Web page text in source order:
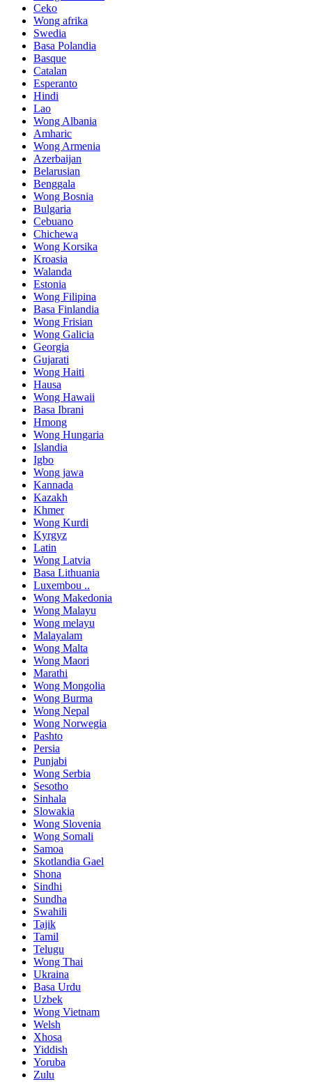
Ceko
Wong afrika
Swedia
Basa Polandia
Basque
Catalan
Esperanto
Hindi
Lao
Wong Albania
Amharic
Wong Armenia
Azerbaijan
Belarusian
Benggala
Wong Bosnia
Bulgaria
Cebuano
Chichewa
Wong Korsika
Kroasia
Walanda
Estonia
Wong Filipina
Basa Finlandia
Wong Frisian
Wong Galicia
Georgia
Gujarati
Wong Haiti
Hausa
Wong Hawaii
Basa Ibrani
Hmong
Wong Hungaria
Islandia
Igbo
Wong jawa
Kannada
Kazakh
Khmer
Wong Kurdi
Kyrgyz
Latin
Wong Latvia
Basa Lithuania
Luxembou ..
Wong Makedonia
Wong Malayu
Wong melayu
Malayalam
Wong Malta
Wong Maori
Marathi
Wong Mongolia
Wong Burma
Wong Nepal
Wong Norwegia
Pashto
Persia
Punjabi
Wong Serbia
Sesotho
Sinhala
Slowakia
Wong Slovenia
Wong Somali
Samoa
Skotlandia Gael
Shona
Sindhi
Sundha
Swahili
Tajik
Tamil
Telugu
Wong Thai
Ukraina
Basa Urdu
Uzbek
Wong Vietnam
Welsh
Xhosa
Yiddish
Yoruba
Zulu